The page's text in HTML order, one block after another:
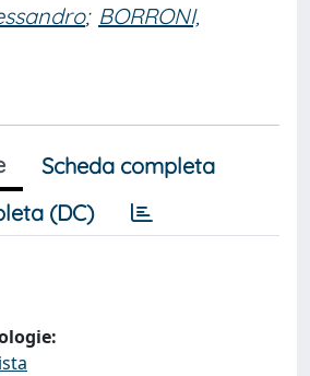
; BORRONI,
Scheda completa
(DC)